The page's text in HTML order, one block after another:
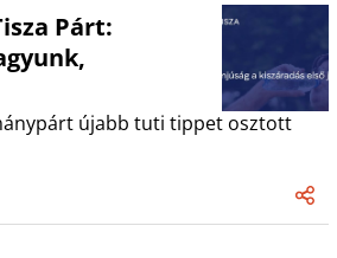
Párt:
újabb tuti tippet osztott